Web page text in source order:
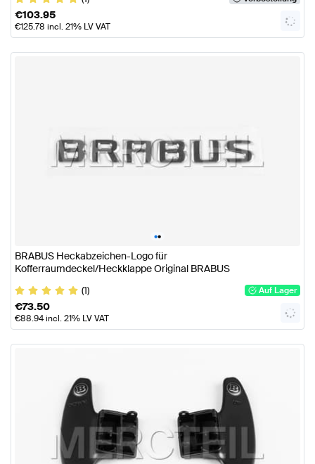
€103.95
€125.78 incl. 21% LV VAT
••
BRABUS Heckabzeichen-Logo für
Kofferraumdeckel/Heckklappe Original BRABUS
(1)
Auf Lager
€73.50
€88.94incl. 21% LV VAT